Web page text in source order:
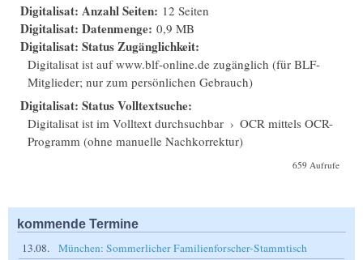
Digitalisat: Anzahl Seiten: 12 Seiten
Digitalisat: Datenmenge: 0,9 MB
Digitalisat: Status Zugänglichkeit:
Digitalisat ist auf www.blf-online.de zugänglich (für BLF-
Mitglieder; nur zum persönlichen Gebrauch)
Digitalisat: Status Volltextsuche:
Digitalisat ist im Volltext durchsuchbar › OCR mittels OCR-
Programm (ohne manuelle Nachkorrektur)
659 Aufrufe
kommende Termine
13.08.
München: Sommerlicher Familienforscher-Stammtisch